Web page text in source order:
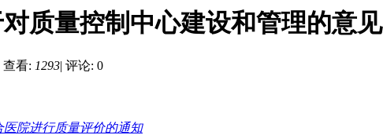
质量控制中心建设和管理的意见
查看: 1293| 评论: 0
医院进行质量评价的通知